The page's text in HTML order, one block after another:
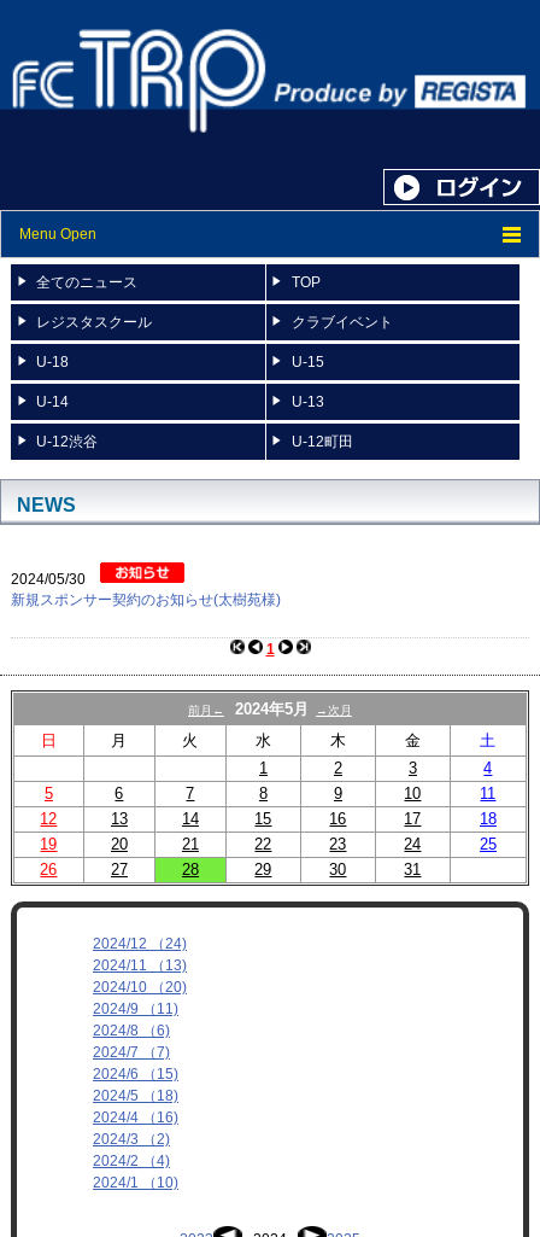
Menu Open
トップ
ニュース
スケジュール
スタッフ紹介
全てのニュース TOP
レジスタスクール クラブイベント
U-18 U-15
U-14 U-13
U-12渋谷 U-12町田
NEWS
2024/05/30
新規スポンサー契約のお知らせ(太樹苑様)
1
前月← 2024年5月 →次月
日 月 火 水 木 金
土
1
2 3
4
5
6 7 8 9 10
11
12
13 14 15 16 17
18
19
20 21 22 23 24
25
26
27 28 29 30 31
2024/12 （24)
2024/11 （13)
2024/10 （20)
2024/9 （11)
2024/8 （6)
2024/7 （7)
2024/6 （15)
2024/5 （18)
2024/4 （16)
2024/3 （2)
2024/2 （4)
2024/1 （10)